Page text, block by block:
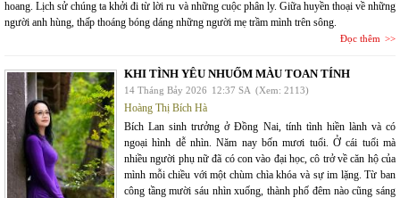
hoang. Lịch sử chúng ta khởi đi từ lời ru và những cuộc phân ly. Giữa huyền thoại về những
người anh hùng, thấp thoáng bóng dáng những người mẹ trầm mình trên sông.
Đọc thêm
KHI TÌNH YÊU NHUỐM MÀU TOAN TÍNH
14 Tháng Bảy 2026 12:37 SA (Xem: 2113)
Hoàng Thị Bích Hà
Bích Lan sinh trưởng ở Đồng Nai, tính tình hiền lành và có
ngoại hình dễ nhìn. Năm nay bốn mươi tuổi. Ở cái tuổi mà
nhiều người phụ nữ đã có con vào đại học, cô trở về căn hộ của
mình mỗi chiều với một chùm chìa khóa và sự im lặng. Từ ban
công tầng mười sáu nhìn xuống, thành phố đêm nào cũng sáng